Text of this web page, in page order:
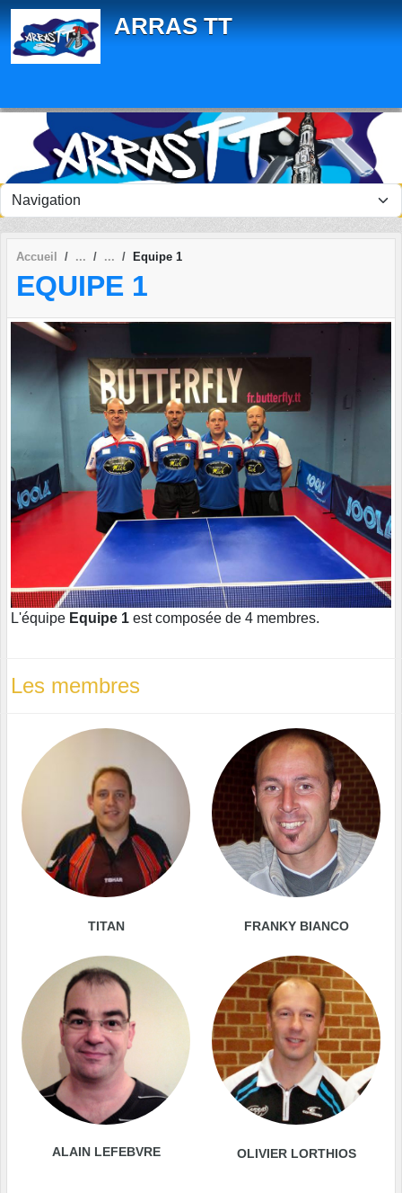
ARRAS TT
Accueil Equipe 1
EQUIPE 1
L'équipe Equipe 1 est composée de 4 membres.
Les membres
TITAN FRANKY BIANCO
ALAIN LEFEBVRE OLIVIER LORTHIOS
Panneau de gestion des cookies